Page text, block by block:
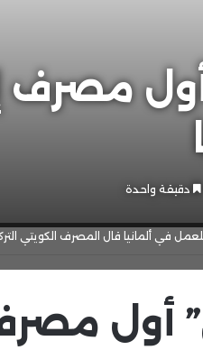
أول
دقيقة واحدة
في ألمانيا قال المصرف الكويتي
أول